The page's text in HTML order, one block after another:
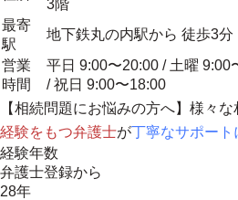
3階
最寄
駅
地下鉄丸の内駅から 徒歩3分
営業
時間
平日 9:00〜20:00 / 土曜 9:00
/ 祝日 9:00〜18:00
【相続問題にお悩みの方へ】様々な
経験をもつ弁護士が丁寧なサポート
経験年数
弁護士登録から
28年